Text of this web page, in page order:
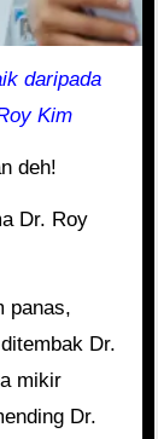
daripada
Kim
deh!
Dr. Roy
panas,
Dr.
mikir
Dr.